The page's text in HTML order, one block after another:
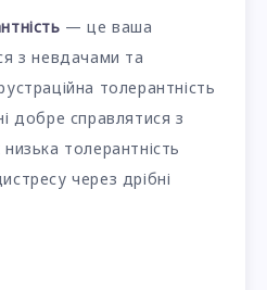
— це ваша
з невдачами та
толерантність
добре справлятися з
толерантність
через дрібні